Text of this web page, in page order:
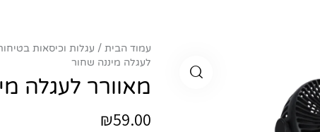
עמוד הבית עגלות וכיסאות
לעגלה מיננה שחור
מאוורר לעגלה
₪59.00